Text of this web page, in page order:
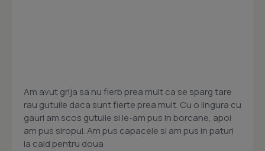
Am avut grija sa nu fierb prea mult ca se sparg tare
rau gutuile daca sunt fierte prea mult. Cu o lingura cu
gauri am scos gutuile si le-am pus in borcane, apoi
am pus siropul. Am pus capacele si am pus in paturi
la cald pentru doua